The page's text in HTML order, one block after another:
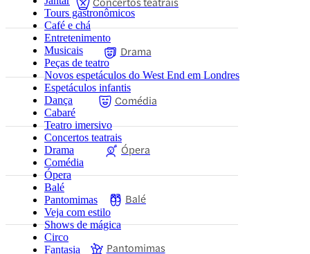
Tours gastronômicos
Café e chá
Entretenimento
Musicais
Peças de teatro
Novos espetáculos do West End em Londres
Espetáculos infantis
Dança
Cabaré
Teatro imersivo
Concertos teatrais
Drama
Comédia
Ópera
Balé
Pantomimas
Veja com estilo
Shows de mágica
Circo
Fantasia
Drama
Comédia
Ópera
Balé
Pantomimas